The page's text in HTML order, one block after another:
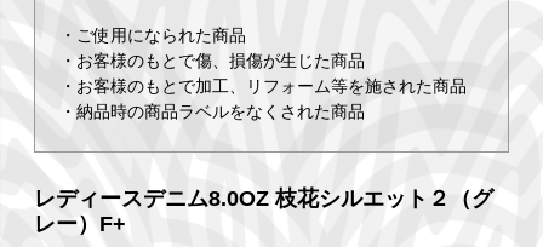
・ご使用になられた商品
・お客様のもとで傷、損傷が生じた商品
・お客様のもとで加工、リフォーム等を施された商品
・納品時の商品ラベルをなくされた商品
レディースデニム8.0OZ 枝花シルエット２（グ
レー）F+